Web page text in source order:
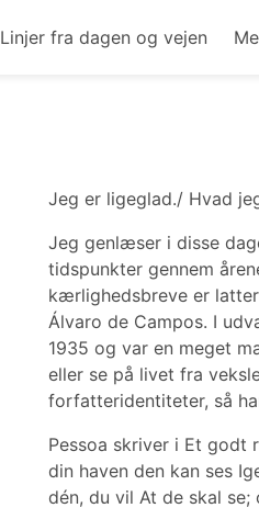
Linjer fra dagen og vejen
Jeg er ligeglad./ Hvad
Jeg genlæser i disse
tidspunkter gennem
kærlighedsbreve er
Álvaro de Campos. I
1935 og var en meget
eller se på livet fra
forfatteridentiteter, så
Pessoa skriver i Et godt
din haven den kan ses
dén, du vil At de skal